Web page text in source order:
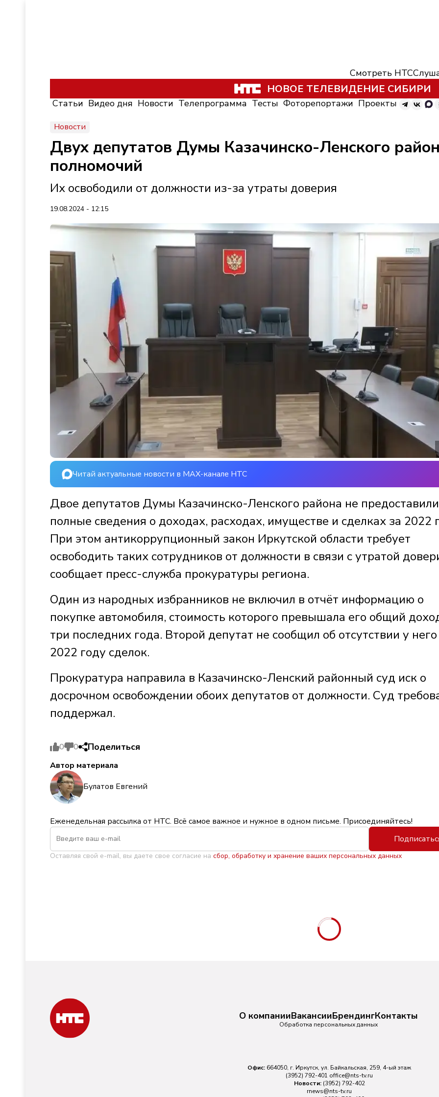
Смотреть НТС
НОВОЕ ТЕЛЕВИДЕНИЕ СИБИРИ
Статьи Видео дня Новости Телепрограмма Тесты Фоторепортажи Проекты
Новости
Двух депутатов Думы Казачинско-Ленского
полномочий
Их освободили от должности из-за утраты доверия
19.08.2024 - 12:15
Читай актуальные новости в MAX-канале НТС
Двое депутатов Думы Казачинско-Ленского района не предоставили
полные сведения о доходах, расходах, имуществе и сделках за 2022
При этом антикоррупционный закон Иркутской области требует
освободить таких сотрудников от должности в связи с утратой
сообщает пресс-служба прокуратуры региона.
Один из народных избранников не включил в отчёт информацию о
покупке автомобиля, стоимость которого превышала его общий
три последних года. Второй депутат не сообщил об отсутствии у
2022 году сделок.
Прокуратура направила в Казачинско-Ленский районный суд иск о
досрочном освобождении обоих депутатов от должности. Суд
поддержал.
0 0 Поделиться
Автор материала
Булатов Евгений
Еженедельная рассылка от НТС. Всё самое важное и нужное в одном письме. Присоединяйтесь!
Оставляя свой e-mail, вы даете свое согласие на сбор, обработку и хранение ваших персональных данных
О компанииВакансииБрендингКонтакты
Обработка персональных данных
Офис: 664050, г. Иркутск, ул. Байкальская, 259, 4-ый этаж
(3952) 792-401 office@nts-tv.ru
Новости: (3952) 792-402
rnews@nts-tv.ru